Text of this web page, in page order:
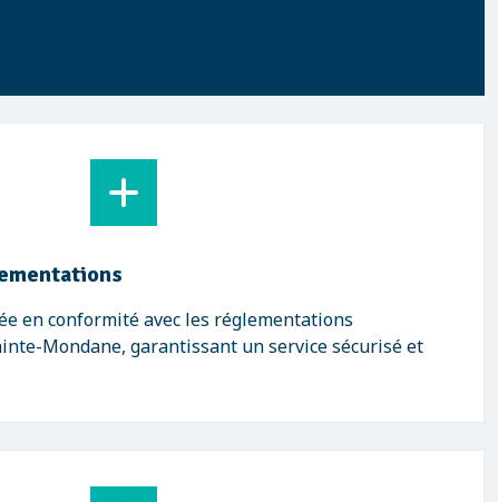
en conformité avec les réglementations
Mondane, garantissant un service sécurisé et